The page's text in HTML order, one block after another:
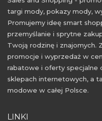
targi mody, pokazy mody,
Promujemy ideę smart
przemyślanie i sprytne
Twoją rodzinę i znajomych.
promocje i wyprzedaż w
rabatowe i oferty specjalne
sklepach internetowych, a
modowe w całej Polsce.
LINKI